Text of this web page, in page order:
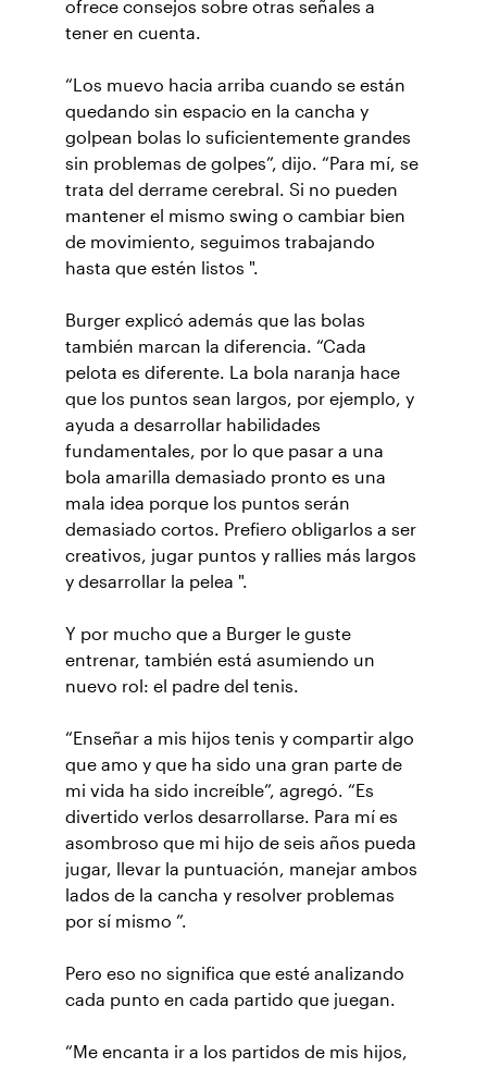
ofrece consejos sobre otras señales a
tener en cuenta.
“Los muevo hacia arriba cuando se están
quedando sin espacio en la cancha y
golpean bolas lo suficientemente grandes
sin problemas de golpes”, dijo. “Para mí, se
trata del derrame cerebral. Si no pueden
mantener el mismo swing o cambiar bien
de movimiento, seguimos trabajando
hasta que estén listos ".
Burger explicó además que las bolas
también marcan la diferencia. “Cada
pelota es diferente. La bola naranja hace
que los puntos sean largos, por ejemplo, y
ayuda a desarrollar habilidades
fundamentales, por lo que pasar a una
bola amarilla demasiado pronto es una
mala idea porque los puntos serán
demasiado cortos. Prefiero obligarlos a ser
creativos, jugar puntos y rallies más largos
y desarrollar la pelea ".
Y por mucho que a Burger le guste
entrenar, también está asumiendo un
nuevo rol: el padre del tenis.
“Enseñar a mis hijos tenis y compartir algo
que amo y que ha sido una gran parte de
mi vida ha sido increíble”, agregó. “Es
divertido verlos desarrollarse. Para mí es
asombroso que mi hijo de seis años pueda
jugar, llevar la puntuación, manejar ambos
lados de la cancha y resolver problemas
por sí mismo ”.
Pero eso no significa que esté analizando
cada punto en cada partido que juegan.
“Me encanta ir a los partidos de mis hijos,